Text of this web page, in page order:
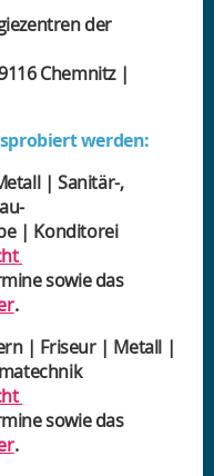
der
Chemnitz |
werden:
| Sanitär-,
| Konditorei
sowie das
.
| Friseur | Metall |
sowie das
.